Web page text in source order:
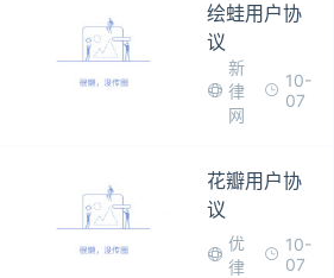
绘蛙用户协
议
新
律
网
10-
07
花瓣用户协
议
优
律
10-
07